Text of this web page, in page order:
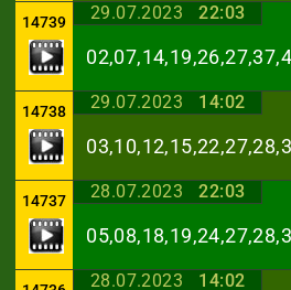
14739 29.07.2023 22:03
14738 29.07.2023 14:02
14737 28.07.2023 22:03
28.07.2023 14:02